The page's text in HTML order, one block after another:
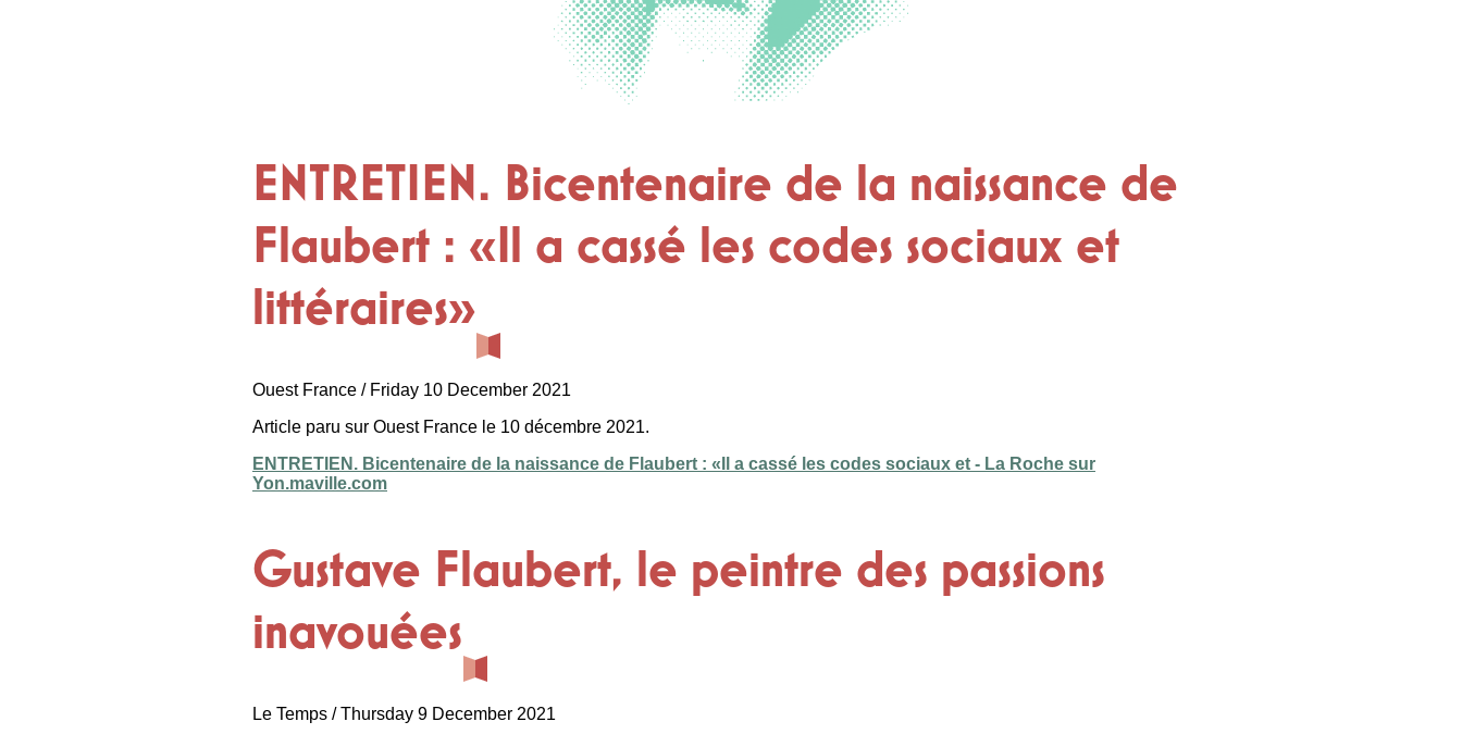
ENTRETIEN. Bicentenaire de la naissance de
Flaubert : «Il a cassé les codes sociaux et
littéraires»
Ouest France / Friday 10 December 2021
Article paru sur Ouest France le 10 décembre 2021.
ENTRETIEN. Bicentenaire de la naissance de Flaubert : «Il a cassé les codes sociaux et - La Roche sur
Yon.maville.com
Gustave Flaubert, le peintre des passions
inavouées
Le Temps / Thursday 9 December 2021